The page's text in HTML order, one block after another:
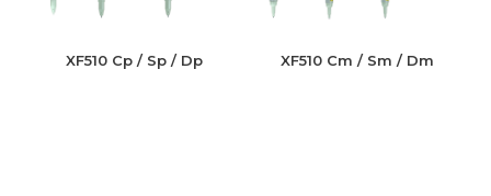
XF510 Cp / Sp / Dp XF510 Cm / Sm / Dm